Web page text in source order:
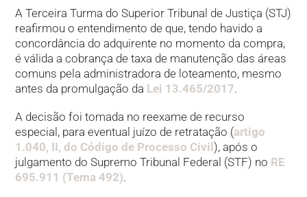
A Terceira Turma do Superior Tribunal de Justiça (STJ)
reafirmou o entendimento de que, tendo havido a
concordância do adquirente no momento da compra,
é válida a cobrança de taxa de manutenção das áreas
comuns pela administradora de loteamento, mesmo
antes da promulgação da Lei 13.465/2017.
A decisão foi tomada no reexame de recurso
especial, para eventual juízo de retratação (artigo
1.040, II, do Código de Processo Civil), após o
julgamento do Supremo Tribunal Federal (STF) no RE
695.911 (Tema 492).